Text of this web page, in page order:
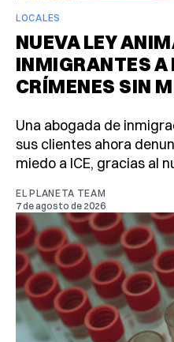
LOCALES
NUEVA LEY
INMIGRANTES A
CRÍMENES SIN
Una abogada de
sus clientes ahora
miedo a ICE, gracias al
EL PLANETA TEAM
7 de agosto de 2026